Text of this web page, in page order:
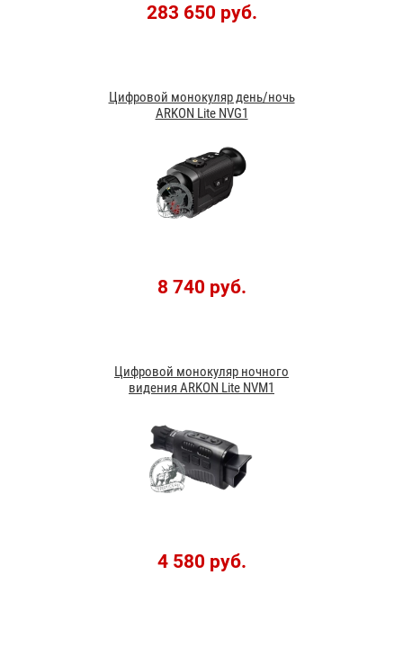
283 650 руб.
Цифровой монокуляр день/ночь
ARKON Lite NVG1
8 740 руб.
Цифровой монокуляр ночного
видения ARKON Lite NVM1
4 580 руб.